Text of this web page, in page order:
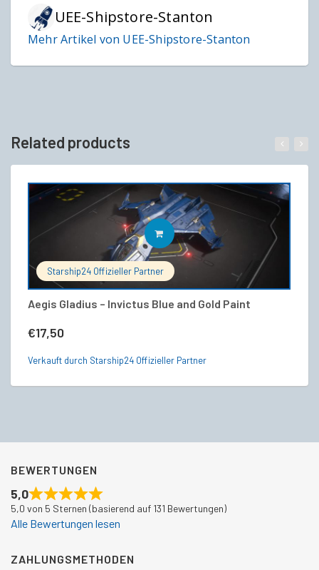
UEE-Shipstore-Stanton
Mehr Artikel von UEE-Shipstore-Stanton
Related products
Starship24 Offizieller Partner
Aegis Gladius – Invictus Blue and Gold Paint
€17,50
IN DEN WARENKORB
Verkauft durch Starship24 Offizieller Partner
BEWERTUNGEN
5,0
5,0 von 5 Sternen (basierend auf 131 Bewertungen)
Alle Bewertungen lesen
ZAHLUNGSMETHODEN